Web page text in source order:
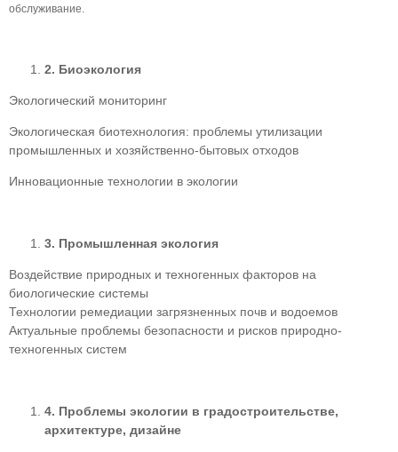
обслуживание.
2. Биоэкология
Экологический мониторинг
Экологическая биотехнология: проблемы утилизации
промышленных и хозяйственно-бытовых отходов
Инновационные технологии в экологии
3. Промышленная экология
Воздействие природных и техногенных факторов на
биологические системы
Технологии ремедиации загрязненных почв и водоемов
Актуальные проблемы безопасности и рисков природно-
техногенных систем
4. Проблемы экологии в градостроительстве,
архитектуре, дизайне